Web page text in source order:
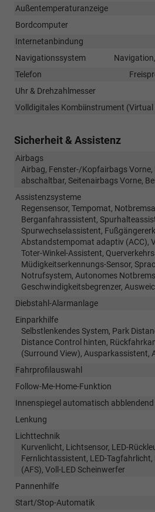
Außentemperaturanzeige
Bordcomputer
Internetanbindung
Navigationssystem
Telefon
Uhr & Drehzahlmesser
Volldigitales Kombiinstrument (Virtual
Sicherheit & Assistenz
Airbags
Airbag, Fenster-/Kopfairbags
abschaltbar, Seitenairbags Vorne,
Assistenzsysteme
Regensensor, Tempomat,
Berganfahrassistent,
Spurwechselassistent,
Abstandstempomat adaptiv (ACC),
Toter-Winkel-Assistent,
Müdigkeitserkennungs-Sensor,
Notrufsystem, Autonomes
Geschwindigkeitsbegrenzer,
Diebstahl-Alarmanlage
Einparkhilfe
Selbstlenkendes System, Park
Distance Control hinten,
(Surround View), Ausparkassistent,
Fahrprofilauswahl
Follow-Me-Home-Funktion
Innenspiegel automatisch abblendend
Lenkung
Lichttechnik
Kurvenlicht, Lichtsensor, LED-
Fernlichtassistent, LED-
(AFS), Voll-LED Scheinwerfer
Pannenhilfe
Start/Stop-Automatik